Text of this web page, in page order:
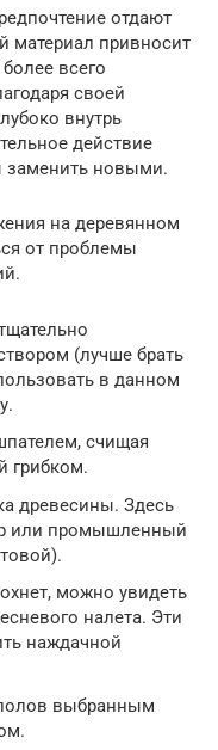
отдают
материал привносит
всего
своей
внутрь
действие
заменить новыми.
на деревянном
от проблемы
(лучше брать
в данном
счищая
грибком.
древесины. Здесь
или промышленный
можно увидеть
налета. Эти
наждачной
выбранным